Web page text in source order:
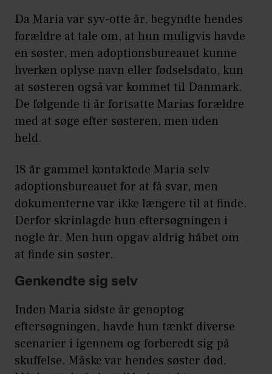
Da Maria var syv-otte år, begyndte hendes
forældre at tale om, at hun muligvis havde
en søster, men adoptionsbureauet kunne
hverken oplyse navn eller fødselsdato, kun
at søsteren også var kommet til Danmark.
De følgende ti år fortsatte Marias forældre
med at søge efter søsteren, men uden
held.
18 år gammel kontaktede Maria selv
adoptionsbureauet for at få svar, men
dokumenterne var ikke længere til at finde.
Derfor skrinlagde hun eftersøgningen i
nogle år. Men hun opgav aldrig håbet om
at finde sin søster.
Genkendte sig selv
Inden Maria sidste år genoptog
eftersøgningen, havde hun tænkt diverse
scenarier i igennem og forberedt sig på
skuffelse. Måske var hendes søster død.